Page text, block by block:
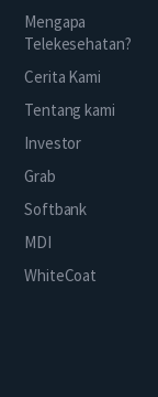
Mengapa
Telekesehatan?
Cerita Kami
Tentang kami
Investor
Grab
Softbank
MDI
WhiteCoat